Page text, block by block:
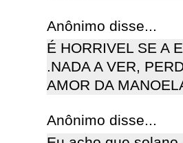
Anônimo disse...
É HORRIVEL SE A
.NADA A VER,
AMOR DA
Anônimo disse...